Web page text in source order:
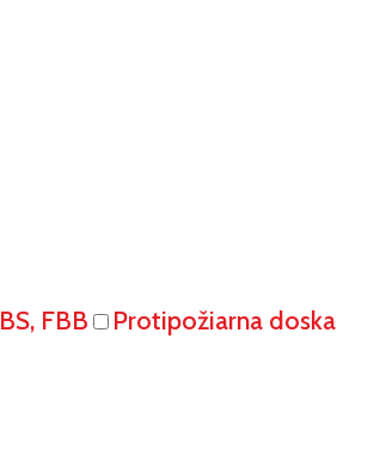
FBB
Protipožiarna doska